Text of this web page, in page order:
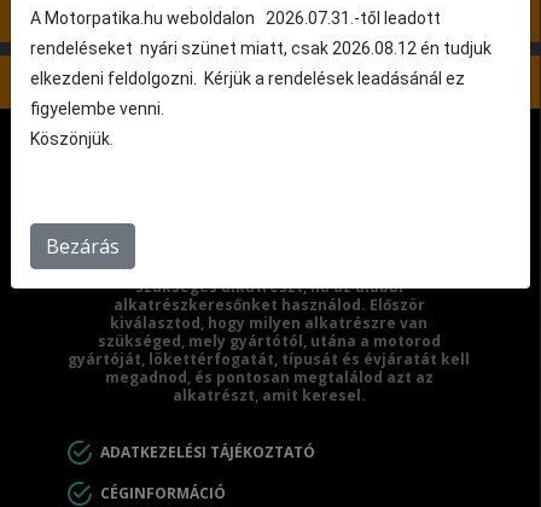
4. lépés: Nincs kiválasztva
5. lépés: Nincs kiválasztva
Egyszerűen megtalálhatod a motorodhoz
szükséges alkatrészt, ha az alábbi
alkatrészkeresőnket használod. Először
kiválasztod, hogy milyen alkatrészre van
szükséged, mely gyártótól, utána a motorod
gyártóját, lökettérfogatát, típusát és évjáratát kell
megadnod, és pontosan megtalálod azt az
alkatrészt, amit keresel.
ADATKEZELÉSI TÁJÉKOZTATÓ
CÉGINFORMÁCIÓ
A Motorpatika.hu weboldalon 2026.07.31.-től leadott
rendeléseket nyári szünet miatt, csak 2026.08.12 én tudjuk
elkezdeni feldolgozni. Kérjük a rendelések leadásánál ez
figyelembe venni.
Köszönjük.
Bezárás